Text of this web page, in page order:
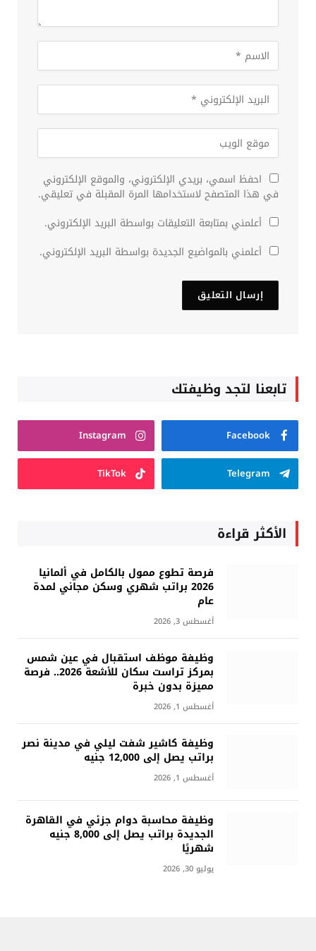
احفظ اسمي، بريدي الإلكتروني، والموقع الإلكتروني
في هذا المتصفح لاستخدامها المرة المقبلة في تعليقي.
أعلمني بمتابعة التعليقات بواسطة البريد الإلكتروني.
أعلمني بالمواضيع الجديدة بواسطة البريد الإلكتروني.
تابعنا لتجد وظيفتك
Facebook
Instagram
Telegram
TikTok
الأكثر قراءة
فرصة تطوع ممول بالكامل في ألمانيا
2026 براتب شهري وسكن مجاني لمدة
عام
أغسطس 3, 2026
وظيفة موظف استقبال في عين شمس
بمركز تراست سكان للأشعة 2026.. فرصة
مميزة بدون خبرة
أغسطس 1, 2026
وظيفة كاشير شفت ليلي في مدينة نصر
براتب يصل إلى 12,000 جنيه
أغسطس 1, 2026
وظيفة محاسبة دوام جزئي في القاهرة
الجديدة براتب يصل إلى 8,000 جنيه
شهريًا
يوليو 30, 2026